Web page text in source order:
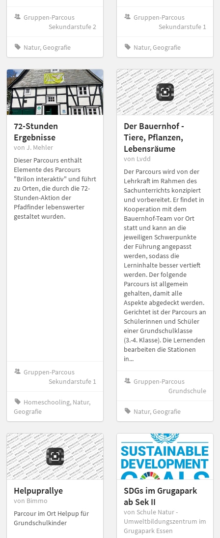
Gruppen-Parcous
Sekundarstufe 2
Natur, Geografie
Gruppen-Parcous
Sekundarstufe 1
Natur, Geografie
72-Stunden
Ergebnisse
von J. Mehler
Dieser Parcours enthält
Elemente des Parcours
"Brilon interaktiv" und führt
zu Orten, die durch die 72-
Stunden-Aktion der
Pfadfinder lebenswerter
gestaltet wurden.
Gruppen-Parcous
Sekundarstufe 1
Homeschooling, Natur,
Geografie
Der Bauernhof -
Tiere, Pflanzen,
Lebensräume
von Lvdd
Der Parcours wird von der
Lehrkraft im Rahmen des
Sachunterrichts konzipiert
und vorbereitet. Er findet in
Kooperation mit dem
Bauernhof-Team vor Ort
statt und kann an die
jeweiligen Schwerpunkte
der Führung angepasst
werden, sodass die
Lerninhalte besser vertieft
werden. Der folgende
Parcours ist allgemein
gehalten, damit alle
Aspekte abgedeckt werden.
Gerichtet ist der Parcours an
Schülerinnen und Schüler
einer Grundschulklasse
(3.-4. Klasse). Die Lernenden
bearbeiten die Stationen
in...
Gruppen-Parcous
Grundschule
Natur, Geografie
Helpuprallye
von Bimmo
Parcour im Ort Helpup für
Grundschulkinder
SDGs im Grugapark
ab Sek II
von Schule Natur -
Umweltbildungszentrum im
Grugapark Essen